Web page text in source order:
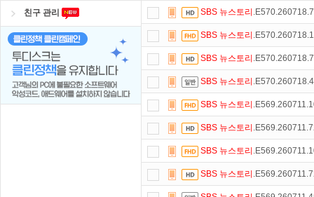
친구 관리 SBS 뉴스토리
SBS 뉴스토리
SBS 뉴스토리
SBS 뉴스토리
SBS 뉴스토리
SBS 뉴스토리
SBS 뉴스토리
SBS 뉴스토리